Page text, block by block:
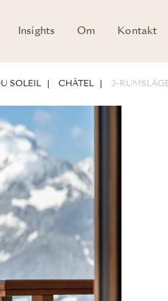
Insights Om Kontakt
SOLEIL CHÂTEL 3-